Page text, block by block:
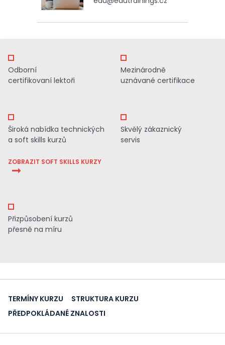
Odborní
certifikovaní lektoři
Mezinárodně
uznávané certifikace
Široká nabídka technických
a soft skills kurzů
ZOBRAZIT SOFT SKILLS KURZY
Skvělý zákaznický
servis
Přizpůsobení kurzů
přesně na míru
TERMÍNY KURZU
STRUKTURA KURZU
PŘEDPOKLÁDANÉ ZNALOSTI